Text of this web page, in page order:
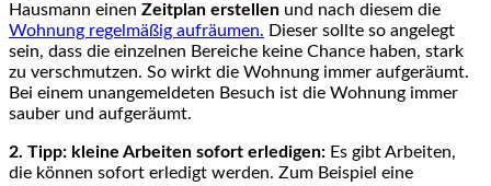
Hausmann einen Zeitplan erstellen und nach diesem die
Wohnung regelmäßig aufräumen. Dieser sollte so angelegt
sein, dass die einzelnen Bereiche keine Chance haben, stark
zu verschmutzen. So wirkt die Wohnung immer aufgeräumt.
Bei einem unangemeldeten Besuch ist die Wohnung immer
sauber und aufgeräumt.
2. Tipp: kleine Arbeiten sofort erledigen: Es gibt Arbeiten,
die können sofort erledigt werden. Zum Beispiel eine